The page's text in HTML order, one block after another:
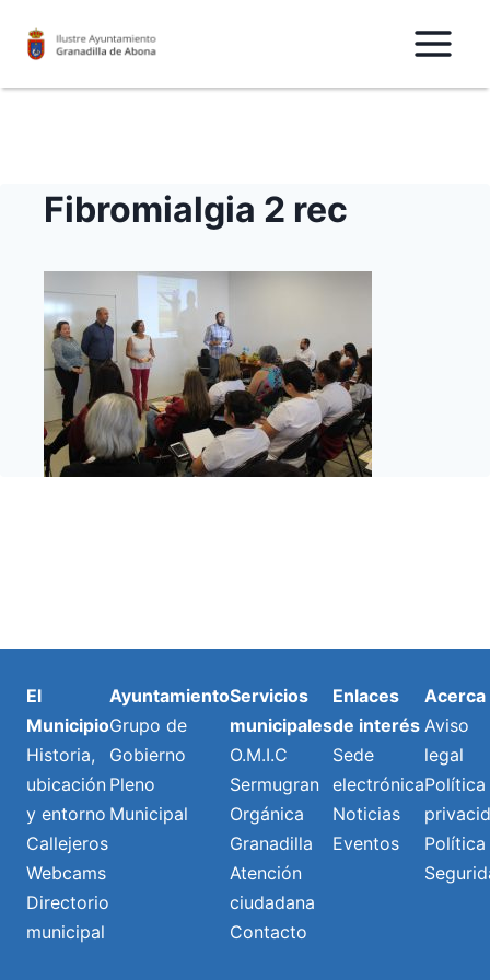
Fibromialgia 2 rec
El
Municipio
Historia,
ubicación
y entorno
Callejeros
Webcams
Directorio
municipal
Ayuntamiento
Grupo de
Gobierno
Pleno
Municipal
Servicios
municipales
O.M.I.C
Sermugran
Orgánica
Granadilla
Atención
ciudadana
Contacto
Enlaces
de interés
Sede
electrónica
Noticias
Eventos
Acerca
Aviso
legal
Política
Política